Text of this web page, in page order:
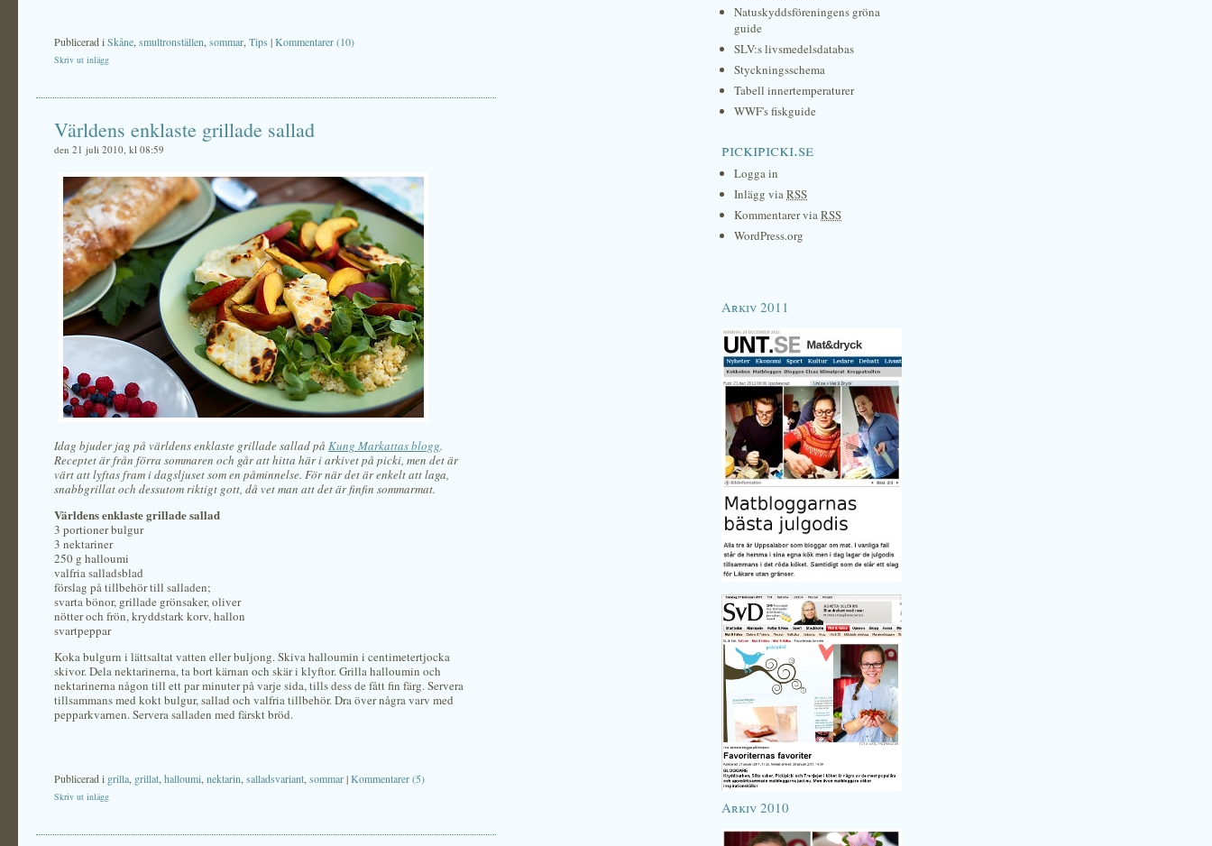
Publicerad iSkåne smultronställen sommar Tips |Kommentarer (10)
Skriv ut inlägg
Världens enklaste grillade sallad
den 21 juli 2010, kl 08:59
Idag bjuder jag på världens enklaste grillade sallad på Kung Markattas blogg.
Receptet är från förra sommaren och går att hitta här i arkivet på picki, men det är
värt att lyftas fram i dagsljuset som en påminnelse. För när det är enkelt att laga,
snabbgrillat och dessutom riktigt gott, då vet man att det är finfin sommarmat.
Världens enklaste grillade sallad
3 portioner bulgur
3 nektariner
250 g halloumi
valfria salladsblad
förslag på tillbehör till salladen;
svarta bönor, grillade grönsaker, oliver
nötter och frön, kryddstark korv, hallon
svartpeppar
Koka bulgurn i lättsaltat vatten eller buljong. Skiva halloumin i centimetertjocka
skivor. Dela nektarinerna, ta bort kärnan och skär i klyftor. Grilla halloumin och
nektarinerna någon till ett par minuter på varje sida, tills dess de fått fin färg. Servera
tillsammans med kokt bulgur, sallad och valfria tillbehör. Dra över några varv med
pepparkvarnen. Servera salladen med färskt bröd.
Publicerad i grilla grillat halloumi nektarin salladsvariant sommar|Kommentarer (5)
Skriv ut inlägg
Natuskyddsföreningens gröna
guide
SLV:s livsmedelsdatabas
Styckningsschema
Tabell innertemperaturer
WWF's fiskguide
pickipicki.se
Logga in
Inlägg viaRSS
Kommentarer viaRSS
WordPress.org
Arkiv 2011
Arkiv 2010